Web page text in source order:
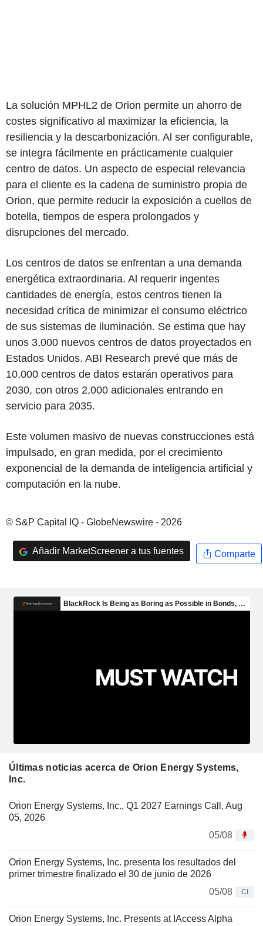
La solución MPHL2 de Orion permite un ahorro de
costes significativo al maximizar la eficiencia, la
resiliencia y la descarbonización. Al ser configurable,
se integra fácilmente en prácticamente cualquier
centro de datos. Un aspecto de especial relevancia
para el cliente es la cadena de suministro propia de
Orion, que permite reducir la exposición a cuellos de
botella, tiempos de espera prolongados y
disrupciones del mercado.
Los centros de datos se enfrentan a una demanda
energética extraordinaria. Al requerir ingentes
cantidades de energía, estos centros tienen la
necesidad crítica de minimizar el consumo eléctrico
de sus sistemas de iluminación. Se estima que hay
unos 3,000 nuevos centros de datos proyectados en
Estados Unidos. ABI Research prevé que más de
10,000 centros de datos estarán operativos para
2030, con otros 2,000 adicionales entrando en
servicio para 2035.
Este volumen masivo de nuevas construcciones está
impulsado, en gran medida, por el crecimiento
exponencial de la demanda de inteligencia artificial y
computación en la nube.
© S&P Capital IQ - GlobeNewswire - 2026
Añadir MarketScreener a tus fuentes Comparte
Últimas noticias acerca de Orion Energy Systems,
Inc.
Orion Energy Systems, Inc., Q1 2027 Earnings Call, Aug
05, 2026
05/08
Orion Energy Systems, Inc. presenta los resultados del
primer trimestre finalizado el 30 de junio de 2026
05/08
CI
Orion Energy Systems, Inc. Presents at IAccess Alpha